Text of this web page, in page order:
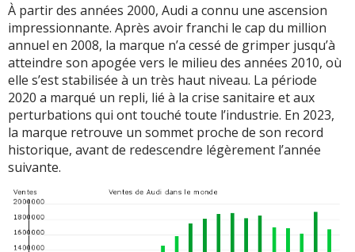
À partir des années 2000, Audi a connu une ascension
impressionnante. Après avoir franchi le cap du million
annuel en 2008, la marque n’a cessé de grimper jusqu’à
atteindre son apogée vers le milieu des années 2010, où
elle s’est stabilisée à un très haut niveau. La période
2020 a marqué un repli, lié à la crise sanitaire et aux
perturbations qui ont touché toute l’industrie. En 2023,
la marque retrouve un sommet proche de son record
historique, avant de redescendre légèrement l’année
suivante.